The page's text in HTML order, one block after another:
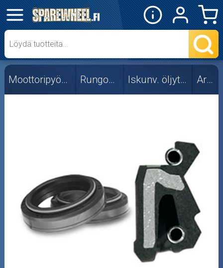
✕
Mopon osat
Skootterin osat
Crossipyörän osat
Mopoauton osat
Mönkijän osat
Puutarha ja metsä
Moottoripyörän osat Rungon osat Iskunv. öljytiivisteet Ariete